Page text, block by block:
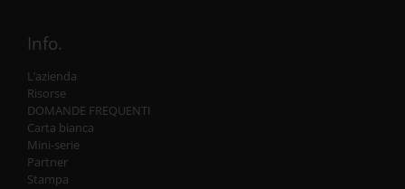
Info.
L’azienda
Risorse
DOMANDE FREQUENTI
Carta bianca
Mini-serie
Partner
Stampa